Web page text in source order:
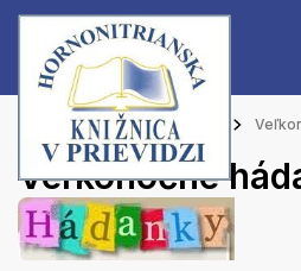
Hlavná stránka Podujatia
Veľkonočné